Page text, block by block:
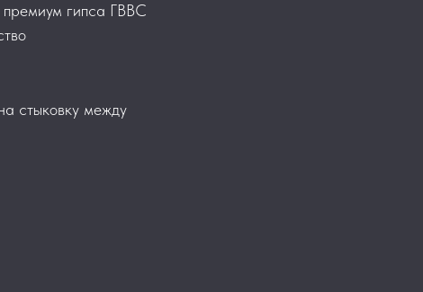
премиум гипса ГВВС
стыковку между